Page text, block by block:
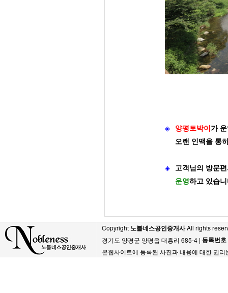
◈ 양평토박이 가
오랜 인맥을 통
◈
고객님의 방문
운영하고 있습
Copyright 노블네스공인중개사All rights
경기도 양평군 양평읍 대흥리 685-4 | 등록번호
본웹사이트에 등록된 사진과 내용에 대한 권